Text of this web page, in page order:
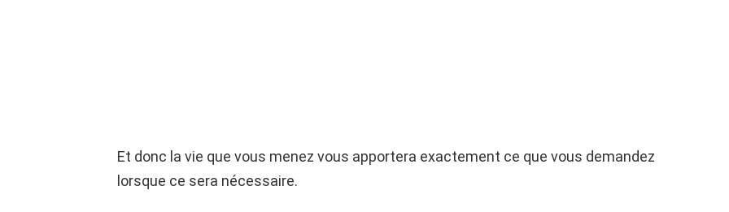
Et donc la vie que vous menez vous apportera exactement ce que vous demandez
lorsque ce sera nécessaire.